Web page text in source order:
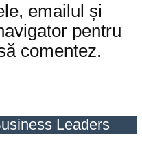
emailul și
pentru
comentez.
Leaders